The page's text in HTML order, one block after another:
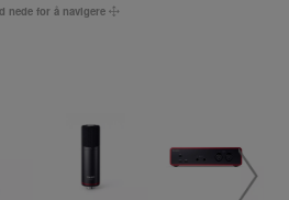
nede for å navigere